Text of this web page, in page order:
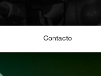
Contacto